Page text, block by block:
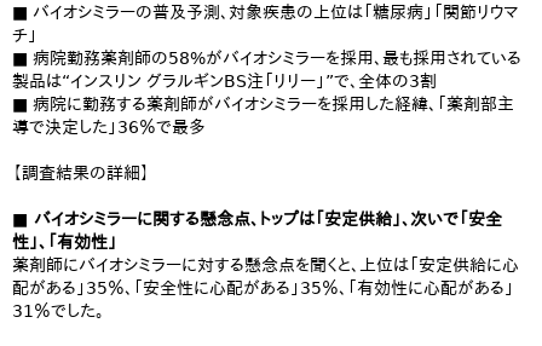
■ バイオシミラーの普及予測、対象疾患の上位は「糖尿病」「関節リウマ
チ」
■ 病院勤務薬剤師の58%がバイオシミラーを採用、最も採用されている
製品は“インスリン グラルギンBS注「リリー」”で、全体の3割
■ 病院に勤務する薬剤師がバイオシミラーを採用した経緯、「薬剤部主
導で決定した」36％で最多
【調査結果の詳細】
■ バイオシミラーに関する懸念点、トップは「安定供給」、次いで「安全
性」、「有効性」
薬剤師にバイオシミラーに対する懸念点を聞くと、上位は「安定供給に心
配がある」35％、「安全性に心配がある」35％、「有効性に心配がある」
31％でした。